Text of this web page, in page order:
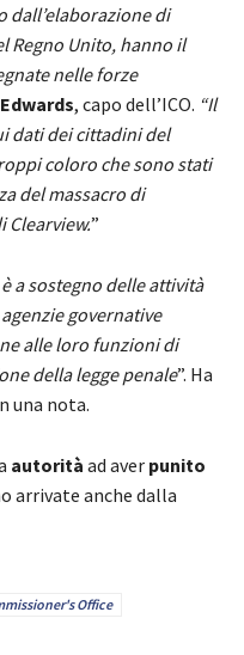
dall’elaborazione di
Regno Unito, hanno il
nelle forze
, capo dell’ICO. “Il
dati dei cittadini del
coloro che sono stati
del massacro di
”
a sostegno delle attività
governative
alle loro funzioni di
della legge penale”. Ha
una nota.
autorità ad aver punito
arrivate anche dalla
Office